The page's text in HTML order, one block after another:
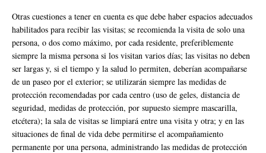
Otras cuestiones a tener en cuenta es que debe haber espacios adecuados
habilitados para recibir las visitas; se recomienda la visita de solo una
persona, o dos como máximo, por cada residente, preferiblemente
siempre la misma persona si los visitan varios días; las visitas no deben
ser largas y, si el tiempo y la salud lo permiten, deberían acompañarse
de un paseo por el exterior; se utilizarán siempre las medidas de
protección recomendadas por cada centro (uso de geles, distancia de
seguridad, medidas de protección, por supuesto siempre mascarilla,
etcétera); la sala de visitas se limpiará entre una visita y otra; y en las
situaciones de final de vida debe permitirse el acompañamiento
permanente por una persona, administrando las medidas de protección